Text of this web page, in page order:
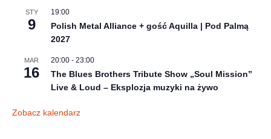
STY
9
19:00
Polish Metal Alliance + gość Aquilla | Pod Palmą
2027
MAR
16
20:00 - 23:00
The Blues Brothers Tribute Show „Soul Mission”
Live & Loud – Eksplozja muzyki na żywo
Zobacz kalendarz